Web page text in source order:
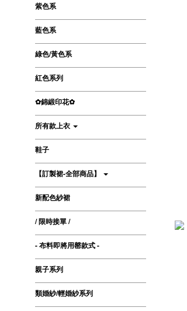
紫色系
藍色系
綠色/黃色系
紅色系列
✿錦緞印花✿
所有款上衣
鞋子
【訂製裙-全部商品】
新配色紗裙
/ 限時接單 /
- 布料即將用罄款式 -
親子系列
類婚紗/輕婚紗系列